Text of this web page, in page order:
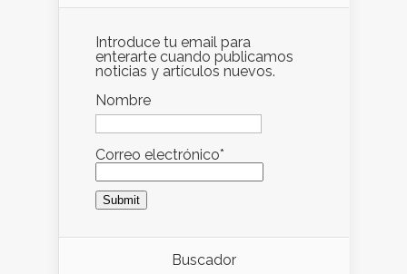
Introduce tu email para
enterarte cuando publicamos
noticias y artículos nuevos.
Nombre
Correo electrónico*
Buscador